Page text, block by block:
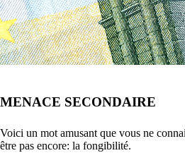
MENACE SECONDAIRE
Voici un mot amusant que vous ne
être pas encore: la fongibilité.